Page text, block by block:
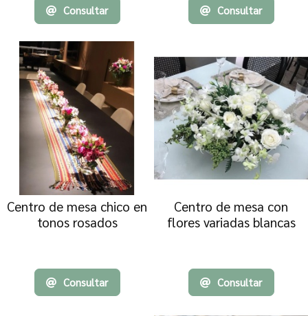
Mensaje
Consultar Consultar
Centro de mesa chico en
tonos rosados
Consultar
Centro de mesa con
flores variadas blancas
Consultar